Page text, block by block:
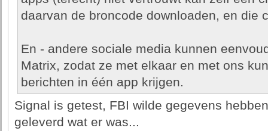
daarvan de broncode downloaden, en die
En - andere sociale media kunnen
Matrix, zodat ze met elkaar en met ons
berichten in één app krijgen.
Signal is getest, FBI wilde gegevens
geleverd wat er was...